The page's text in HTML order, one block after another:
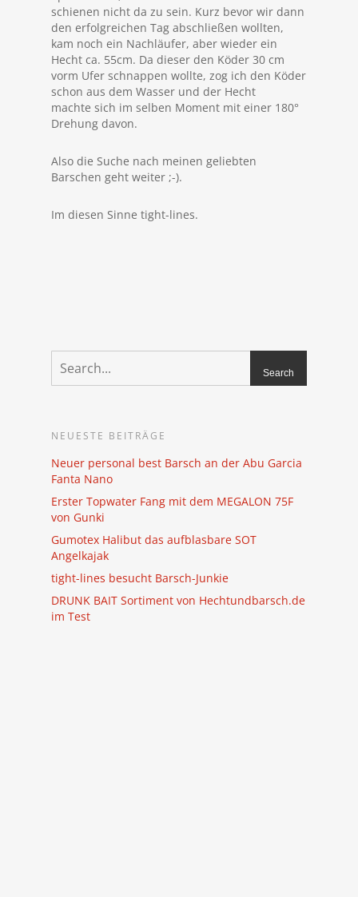
schienen nicht da zu sein. Kurz bevor wir dann
den erfolgreichen Tag abschließen wollten,
kam noch ein Nachläufer, aber wieder ein
Hecht ca. 55cm. Da dieser den Köder 30 cm
vorm Ufer schnappen wollte, zog ich den Köder
schon aus dem Wasser und der Hecht
machte sich im selben Moment mit einer 180°
Drehung davon.
Also die Suche nach meinen geliebten
Barschen geht weiter ;-).
Im diesen Sinne tight-lines.
NEUESTE BEITRÄGE
Neuer personal best Barsch an der Abu Garcia
Fanta Nano
Erster Topwater Fang mit dem MEGALON 75F
von Gunki
Gumotex Halibut das aufblasbare SOT
Angelkajak
tight-lines besucht Barsch-Junkie
DRUNK BAIT Sortiment von Hechtundbarsch.de
im Test